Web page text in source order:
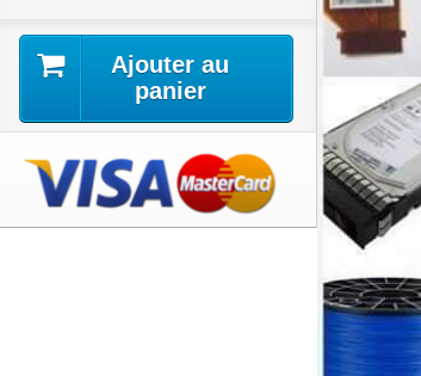
Ajouter au
panier